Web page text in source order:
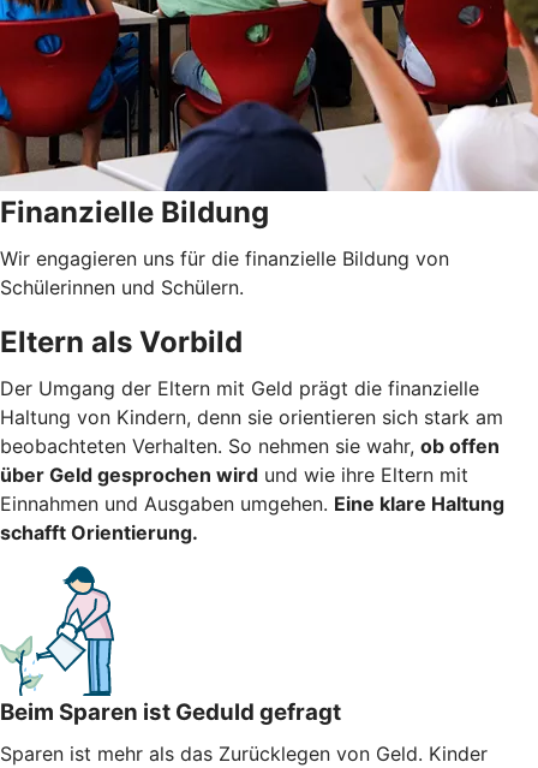
Finanzielle Bildung
Wir engagieren uns für die finanzielle Bildung von
Schülerinnen und Schülern.
Eltern als Vorbild
Der Umgang der Eltern mit Geld prägt die finanzielle
Haltung von Kindern, denn sie orientieren sich stark am
beobachteten Verhalten. So nehmen sie wahr, ob offen
über Geld gesprochen wird und wie ihre Eltern mit
Einnahmen und Ausgaben umgehen. Eine klare Haltung
schafft Orientierung.
Beim Sparen ist Geduld gefragt
Sparen ist mehr als das Zurücklegen von Geld. Kinder